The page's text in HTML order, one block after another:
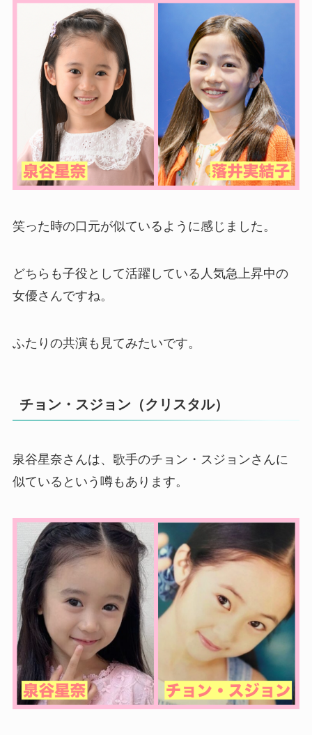
笑った時の口元が似ているように感じました。
どちらも子役として活躍している人気急上昇中の
女優さんですね。
ふたりの共演も見てみたいです。
チョン・スジョン（クリスタル）
泉谷星奈さんは、歌手のチョン・スジョンさんに
似ているという噂もあります。